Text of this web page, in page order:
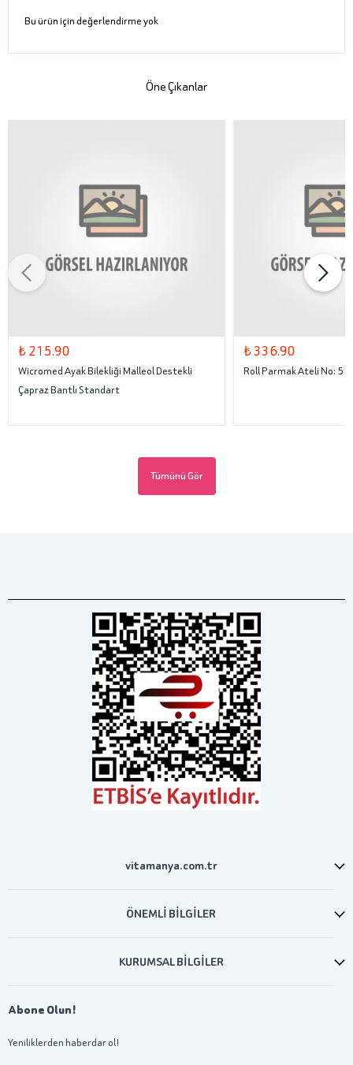
Bu ürün için değerlendirme yok
Öne Çıkanlar
₺ 215.90
Wicromed Ayak Bilekliği Malleol Destekli
Çapraz Bantlı Standart
₺ 336.90
Roll Parmak Ateli No: 5
Tümünü Gör
vitamanya.com.tr
ÖNEMLİ BİLGİLER
KURUMSAL BİLGİLER
Abone Olun!
Yeniliklerden haberdar ol!